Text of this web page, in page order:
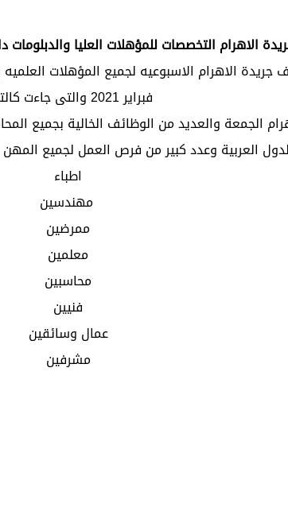
الاهرام التخصصات للمؤهلات العليا والدبلومات
فبراير 2021 والتى جاءت كالتالى
الجمعة والعديد من الوظائف الخالية بجميع
العربية وعدد كبير من فرص العمل لجميع المهن
اطباء
مهندسين
ممرضين
معلمين
محاسبين
فنيين
عمال وسائقين
مشرفين